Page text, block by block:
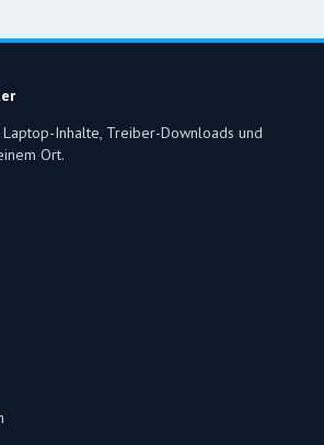
Laptop-Inhalte, Treiber-Downloads und
Ort.